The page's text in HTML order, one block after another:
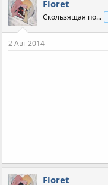
Floret
Скользящая по...
2 Авг 2014
Floret